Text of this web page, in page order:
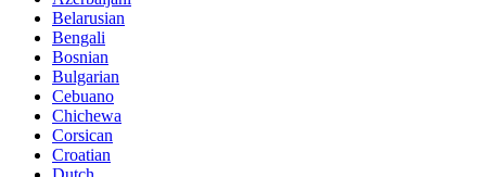
Belarusian
Bengali
Bosnian
Bulgarian
Cebuano
Chichewa
Corsican
Croatian